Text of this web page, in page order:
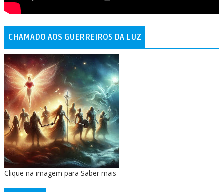
CHAMADO AOS GUERREIROS DA LUZ
Clique na imagem para Saber mais